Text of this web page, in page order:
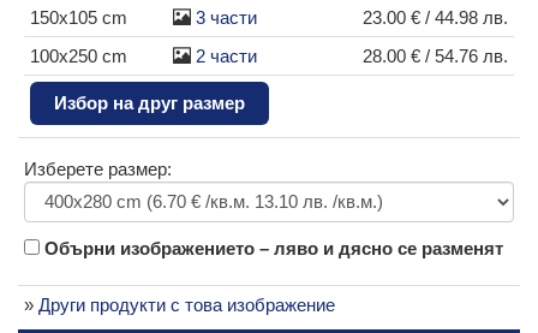
150x105 cm
3 части
23.00 € / 44.98 лв.
100x250 cm
2 части 28.00 € / 54.76 лв.
Избор на друг размер
Изберете размер:
Обърни изображението – ляво и дясно се разменят
» Други продукти с това изображение